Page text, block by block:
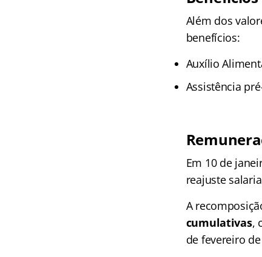
Além dos
benefícios:
Auxílio
Assistência
Em 10 de
reajuste
A
cumulativas,
de fevereiro